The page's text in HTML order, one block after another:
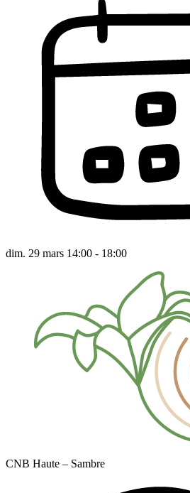
dim. 29 mars 14:00 - 18:00
CNB Haute – Sambre